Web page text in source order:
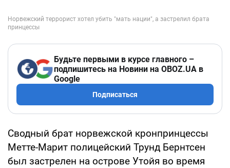
Будьте первыми в курсе главного –
подпишитесь на Новини на OBOZ.UA в
Google
Подписаться
Сводный брат норвежской кронпринцессы
Метте-Марит полицейский Трунд Бернтсен
был застрелен на острове Утойя во время